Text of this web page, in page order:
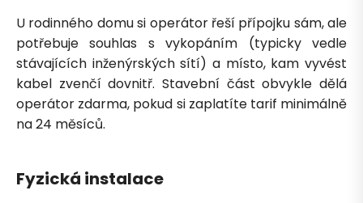
U rodinného domu si operátor řeší přípojku sám, ale
potřebuje souhlas s vykopáním (typicky vedle
stávajících inženýrských sítí) a místo, kam vyvést
kabel zvenčí dovnitř. Stavební část obvykle dělá
operátor zdarma, pokud si zaplatíte tarif minimálně
na 24 měsíců.
Fyzická instalace